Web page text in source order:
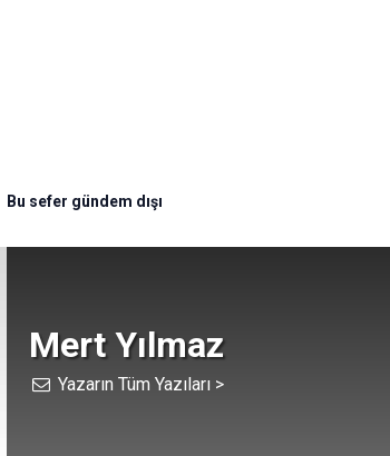
Bu sefer gündem dışı
Mert Yılmaz
Yazarın Tüm Yazıları >